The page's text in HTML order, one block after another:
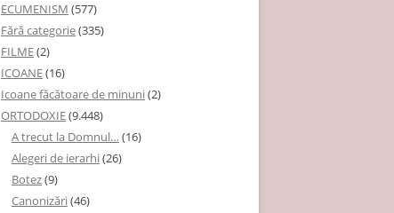
ECUMENISM (577)
Fără categorie(335)
FILME(2)
ICOANE(16)
Icoane făcătoare de minuni(2)
ORTODOXIE(9.448)
A trecut la Domnul… (16)
Alegeri de ierarhi(26)
Botez(9)
Canonizări(46)